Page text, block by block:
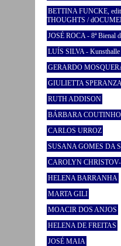
BETTINA FUNCKE,
THOUGHTS /
JOSÉ ROCA - 8ª Bienal
LUÍS SILVA - Kunsthalle
GERARDO
GIULIETTA SPERANZA
RUTH ADDISON
BÁRBARA COUTINHO
CARLOS URROZ
SUSANA GOMES DA
CAROLYN
HELENA BARRANHA
MARTA GILI
MOACIR DOS ANJOS
HELENA DE FREITAS
JOSÉ MAIA